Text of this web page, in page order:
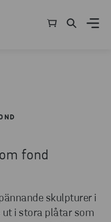
fond
skulpturer i
i stora plåtar som